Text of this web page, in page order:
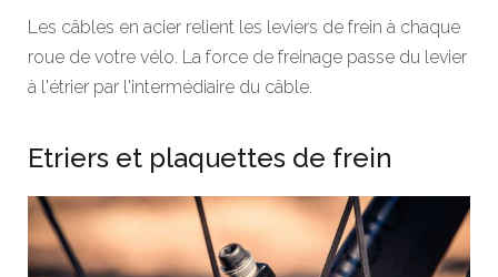
Les câbles en acier relient les leviers de frein à chaque
roue de votre vélo. La force de freinage passe du levier
à l'étrier par l'intermédiaire du câble.
Etriers et plaquettes de frein